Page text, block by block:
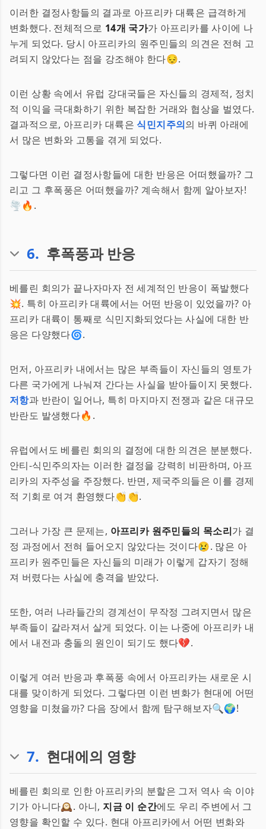
이러한 결정사항들의 결과로 아프리카 대륙은 급격하게
변화했다. 전체적으로 14개 국가가 아프리카를 사이에 나
누게 되었다. 당시 아프리카의 원주민들의 의견은 전혀 고
려되지 않았다는 점을 강조해야 한다😔.
이런 상황 속에서 유럽 강대국들은 자신들의 경제적, 정치
적 이익을 극대화하기 위한 복잡한 거래와 협상을 벌였다.
결과적으로, 아프리카 대륙은 식민지주의의 바퀴 아래에
서 많은 변화와 고통을 겪게 되었다.
그렇다면 이런 결정사항들에 대한 반응은 어떠했을까? 그
리고 그 후폭풍은 어떠했을까? 계속해서 함께 알아보자!
🌪🔥.
6. 후폭풍과 반응
베를린 회의가 끝나자마자 전 세계적인 반응이 폭발했다
💥. 특히 아프리카 대륙에서는 어떤 반응이 있었을까? 아
프리카 대륙이 통째로 식민지화되었다는 사실에 대한 반
응은 다양했다🌀.
먼저, 아프리카 내에서는 많은 부족들이 자신들의 영토가
다른 국가에게 나눠져 간다는 사실을 받아들이지 못했다.
저항과 반란이 일어나, 특히 마지마지 전쟁과 같은 대규모
반란도 발생했다🔥.
유럽에서도 베를린 회의의 결정에 대한 의견은 분분했다.
안티-식민주의자는 이러한 결정을 강력히 비판하며, 아프
리카의 자주성을 주장했다. 반면, 제국주의들은 이를 경제
적 기회로 여겨 환영했다👏👏.
그러나 가장 큰 문제는, 아프리카 원주민들의 목소리가 결
정 과정에서 전혀 들어오지 않았다는 것이다😢. 많은 아
프리카 원주민들은 자신들의 미래가 이렇게 갑자기 정해
져 버렸다는 사실에 충격을 받았다.
또한, 여러 나라들간의 경계선이 무작정 그려지면서 많은
부족들이 갈라져서 살게 되었다. 이는 나중에 아프리카 내
에서 내전과 충돌의 원인이 되기도 했다💔.
이렇게 여러 반응과 후폭풍 속에서 아프리카는 새로운 시
대를 맞이하게 되었다. 그렇다면 이런 변화가 현대에 어떤
영향을 미쳤을까? 다음 장에서 함께 탐구해보자🔍🌍!
7. 현대에의 영향
베를린 회의로 인한 아프리카의 분할은 그저 역사 속 이야
기가 아니다🕰️. 아니, 지금 이 순간에도 우리 주변에서 그
영향을 확인할 수 있다. 현대 아프리카에서 어떤 변화와